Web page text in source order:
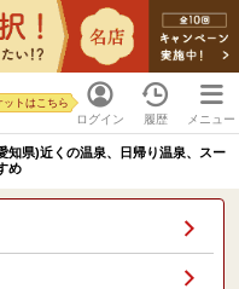
ログイン
ットはこちら
履歴 メニュー
知県)近くの温泉、日帰り温泉、スー
め